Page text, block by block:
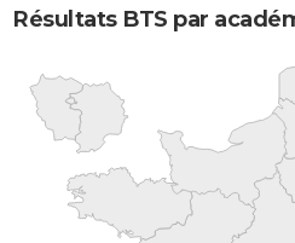
Résultats BTS par